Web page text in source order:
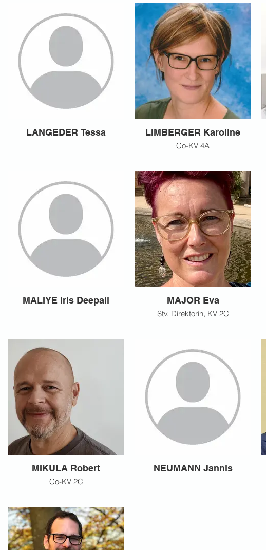
LANGEDER Tessa LIMBERGER Karoline
Co-KV 4A
MALIYE Iris Deepali MAJOR Eva
Stv. Direktorin, KV 2C
MIKULA Robert
Co-KV 2C
NEUMANN Jannis